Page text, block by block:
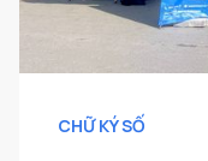
CHỮ KÝ SỐ